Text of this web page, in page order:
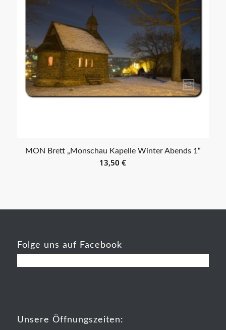
MON Brett „Monschau Kapelle Winter Abends 1“
13,50€
Folge uns auf Facebook
Unsere Öffnungszeiten: